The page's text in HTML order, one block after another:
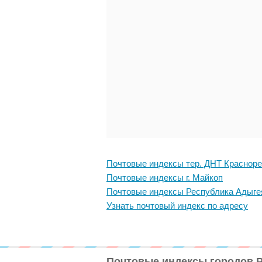
Почтовые индексы тер. ДНТ
Почтовые индексы г. Майкоп
Почтовые индексы Республика
Узнать почтовый индекс по адресу